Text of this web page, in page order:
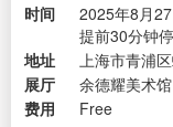
时间
2025年8月
提前30分钟
地址
上海市青浦
展厅
余德耀美术馆
费用
Free